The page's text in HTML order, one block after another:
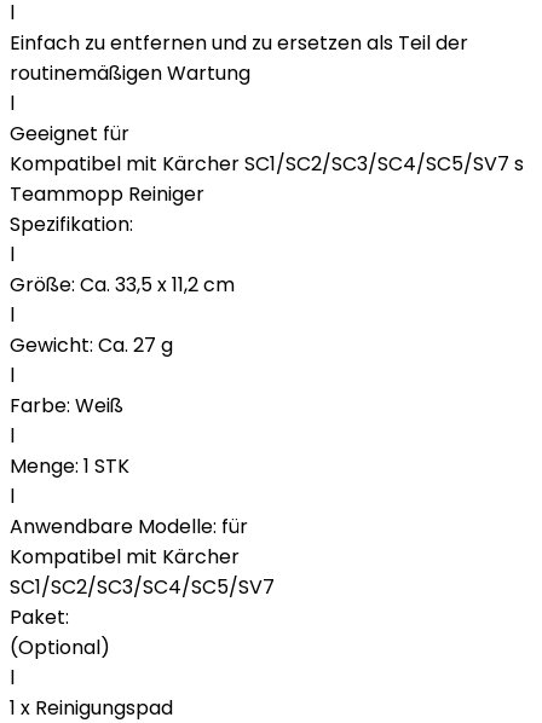
l
Einfach zu entfernen und zu ersetzen als Teil der
routinemäßigen Wartung
l
Geeignet für
Kompatibel mit Kärcher SC1/SC2/SC3/SC4/SC5/SV7 s
Teammopp Reiniger
Spezifikation:
l
Größe: Ca. 33,5 x 11,2 cm
l
Gewicht: Ca. 27 g
l
Farbe: Weiß
l
Menge: 1 STK
l
Anwendbare Modelle: für
Kompatibel mit Kärcher
SC1/SC2/SC3/SC4/SC5/SV7
Paket:
(Optional)
l
1 x Reinigungspad